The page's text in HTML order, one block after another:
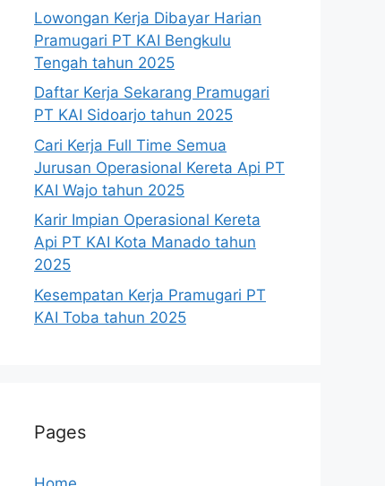
Lowongan Kerja Dibayar Harian
Pramugari PT KAI Bengkulu
Tengah tahun 2025
Daftar Kerja Sekarang Pramugari
PT KAI Sidoarjo tahun 2025
Cari Kerja Full Time Semua
Jurusan Operasional Kereta Api PT
KAI Wajo tahun 2025
Karir Impian Operasional Kereta
Api PT KAI Kota Manado tahun
2025
Kesempatan Kerja Pramugari PT
KAI Toba tahun 2025
Pages